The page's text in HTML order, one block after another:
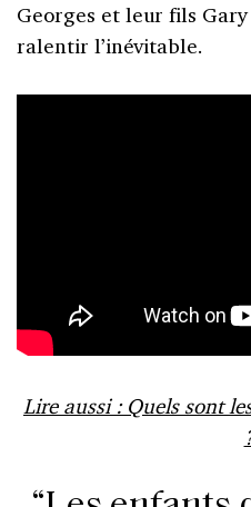
Georges et leur fils
ralentir l’inévitable.
Lire aussi : Quels sont